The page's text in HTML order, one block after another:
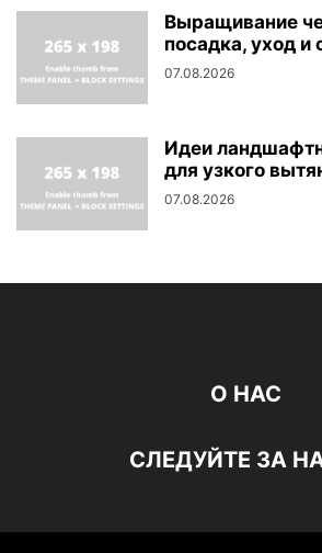
Выращивание
посадка, уход и
07.08.2026
Идеи
для узкого
07.08.2026
О НАС
СЛЕДУЙТЕ ЗА